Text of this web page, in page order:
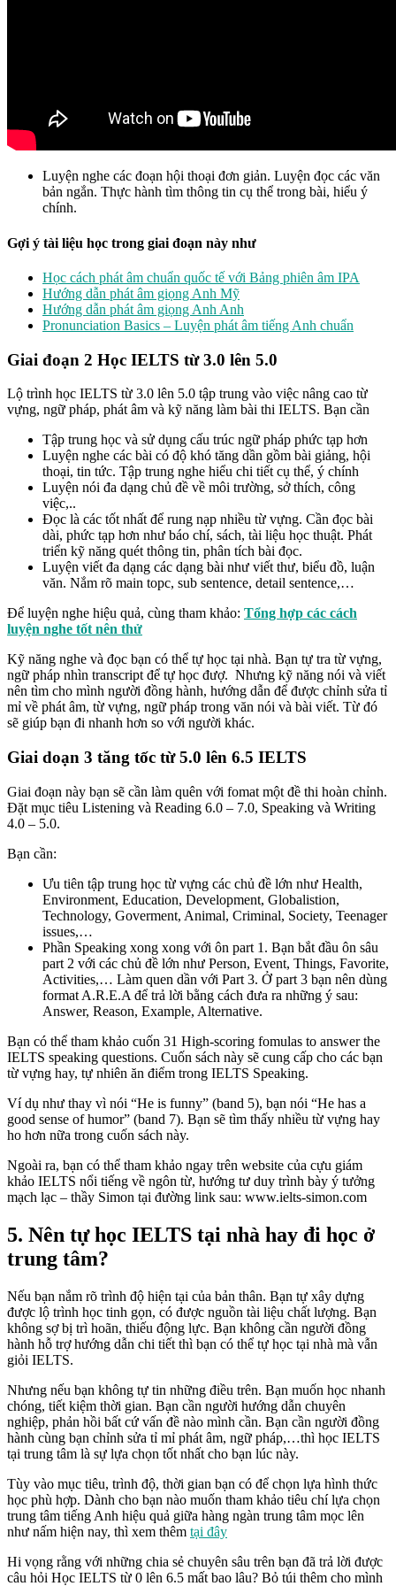
Luyện nghe các đoạn hội thoại đơn giản. Luyện đọc các văn
bản ngắn. Thực hành tìm thông tin cụ thể trong bài, hiểu ý
chính.
Gợi ý tài liệu học trong giai đoạn này như
Học cách phát âm chuẩn quốc tế với Bảng phiên âm IPA
Hướng dẫn phát âm giọng Anh Mỹ
Hướng dẫn phát âm giọng Anh Anh
Pronunciation Basics – Luyện phát âm tiếng Anh chuẩn
Giai đoạn 2 Học IELTS từ 3.0 lên 5.0
Lộ trình học IELTS từ 3.0 lên 5.0 tập trung vào việc nâng cao từ
vựng, ngữ pháp, phát âm và kỹ năng làm bài thi IELTS. Bạn cần
Tập trung học và sử dụng cấu trúc ngữ pháp phức tạp hơn
Luyện nghe các bài có độ khó tăng dần gồm bài giảng, hội
thoại, tin tức. Tập trung nghe hiểu chi tiết cụ thể, ý chính
Luyện nói đa dạng chủ đề về môi trường, sở thích, công
việc,..
Đọc là các tốt nhất để rung nạp nhiều từ vựng. Cần đọc bài
dài, phức tạp hơn như báo chí, sách, tài liệu học thuật. Phát
triển kỹ năng quét thông tin, phân tích bài đọc.
Luyện viết đa dạng các dạng bài như viết thư, biểu đồ, luận
văn. Nắm rõ main topc, sub sentence, detail sentence,…
Để luyện nghe hiệu quả, cùng tham khảo: Tổng hợp các cách
luyện nghe tốt nên thử
Kỹ năng nghe và đọc bạn có thể tự học tại nhà. Bạn tự tra từ vựng,
ngữ pháp nhìn transcript để tự học đượ. Nhưng kỹ năng nói và viết
nên tìm cho mình người đồng hành, hướng dẫn để được chỉnh sửa tỉ
mỉ về phát âm, từ vựng, ngữ pháp trong văn nói và bài viết. Từ đó
sẽ giúp bạn đi nhanh hơn so với người khác.
Giai doạn 3 tăng tốc từ 5.0 lên 6.5 IELTS
Giai đoạn này bạn sẽ cần làm quên với fomat một đề thi hoàn chỉnh.
Đặt mục tiêu Listening và Reading 6.0 – 7.0, Speaking và Writing
4.0 – 5.0.
Bạn cần:
Ưu tiên tập trung học từ vựng các chủ đề lớn như Health,
Environment, Education, Development, Globalistion,
Technology, Goverment, Animal, Criminal, Society, Teenager
issues,…
Phần Speaking xong xong với ôn part 1. Bạn bắt đầu ôn sâu
part 2 với các chủ đề lớn như Person, Event, Things, Favorite,
Activities,… Làm quen dần với Part 3. Ở part 3 bạn nên dùng
format A.R.E.A để trả lời bằng cách đưa ra những ý sau:
Answer, Reason, Example, Alternative.
Bạn có thể tham khảo cuốn 31 High-scoring fomulas to answer the
IELTS speaking questions. Cuốn sách này sẽ cung cấp cho các bạn
từ vựng hay, tự nhiên ăn điểm trong IELTS Speaking.
Ví dụ như thay vì nói “He is funny” (band 5), bạn nói “He has a
good sense of humor” (band 7). Bạn sẽ tìm thấy nhiều từ vựng hay
ho hơn nữa trong cuốn sách này.
Ngoài ra, bạn có thể tham khảo ngay trên website của cựu giám
khảo IELTS nổi tiếng về ngôn từ, hướng tư duy trình bày ý tưởng
mạch lạc – thầy Simon tại đường link sau: www.ielts-simon.com
5. Nên tự học IELTS tại nhà hay đi học ở
trung tâm?
Nếu bạn nắm rõ trình độ hiện tại của bản thân. Bạn tự xây dựng
được lộ trình học tinh gọn, có được nguồn tài liệu chất lượng. Bạn
không sợ bị trì hoãn, thiếu động lực. Bạn không cần người đồng
hành hỗ trợ hướng dẫn chi tiết thì bạn có thể tự học tại nhà mà vẫn
giỏi IELTS.
Nhưng nếu bạn không tự tin những điều trên. Bạn muốn học nhanh
chóng, tiết kiệm thời gian. Bạn cần người hướng dẫn chuyên
nghiệp, phản hồi bất cứ vấn đề nào mình cần. Bạn cần người đồng
hành cùng bạn chỉnh sửa tỉ mỉ phát âm, ngữ pháp,…thì học IELTS
tại trung tâm là sự lựa chọn tốt nhất cho bạn lúc này.
Tùy vào mục tiêu, trình độ, thời gian bạn có để chọn lựa hình thức
học phù hợp. Dành cho bạn nào muốn tham khảo tiêu chí lựa chọn
trung tâm tiếng Anh hiệu quả giữa hàng ngàn trung tâm mọc lên
như nấm hiện nay, thì xem thêm tại đây
Hi vọng rằng với những chia sẻ chuyên sâu trên bạn đã trả lời được
câu hỏi Học IELTS từ 0 lên 6.5 mất bao lâu? Bỏ túi thêm cho mình